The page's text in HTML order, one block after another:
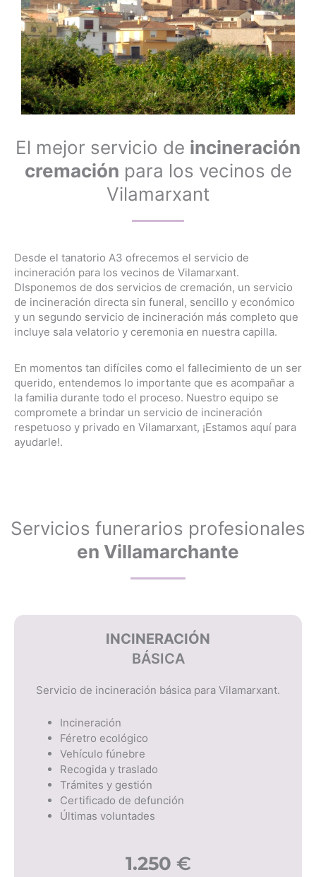
El mejor servicio de incineración
cremación para los vecinos de
Vilamarxant
Desde el tanatorio A3 ofrecemos el servicio de
incineración para los vecinos de Vilamarxant.
DIsponemos de dos servicios de cremación, un servicio
de incineración directa sin funeral, sencillo y económico
y un segundo servicio de incineración más completo que
incluye sala velatorio y ceremonia en nuestra capilla.
En momentos tan difíciles como el fallecimiento de un ser
querido, entendemos lo importante que es acompañar a
la familia durante todo el proceso. Nuestro equipo se
compromete a brindar un servicio de incineración
respetuoso y privado en Vilamarxant, ¡Estamos aquí para
ayudarle!.
Servicios funerarios profesionales
en Villamarchante
INCINERACIÓN
BÁSICA
Servicio de incineración básica para Vilamarxant.
Incineración
Féretro ecológico
Vehículo fúnebre
Recogida y traslado
Trámites y gestión
Certificado de defunción
Últimas voluntades
1.250 €